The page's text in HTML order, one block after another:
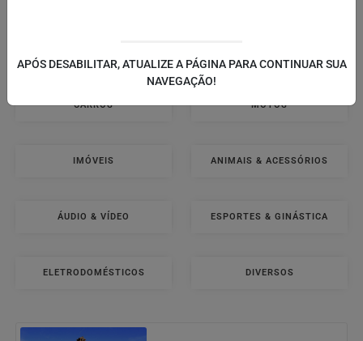
CARROS MOTOS
IMÓVEIS ANIMAIS & ACESSÓRIOS
ÁUDIO & VÍDEO ESPORTES & GINÁSTICA
ELETRODOMÉSTICOS DIVERSOS
APÓS DESABILITAR, ATUALIZE A PÁGINA PARA CONTINUAR SUA
NAVEGAÇÃO!